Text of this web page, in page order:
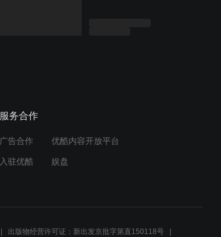
服务合作
广告合作 优酷内容开放平台
入驻优酷 娱盘
出版物经营许可证：新出发京批字第直150118号